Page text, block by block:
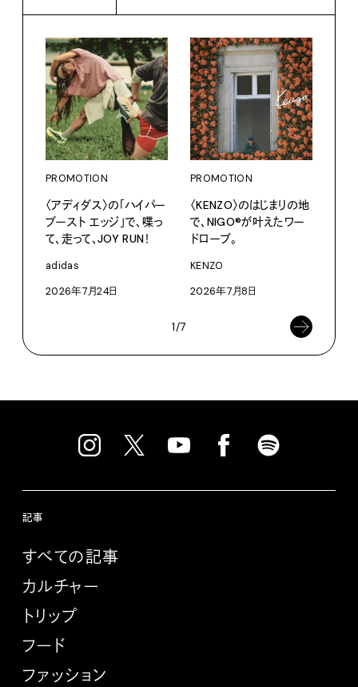
PROMOTION
〈アディダス〉の「ハイパー
ブースト エッジ」で、喋っ
て、走って、JOY RUN！
adidas
2026年7月24日
PROMOTION
〈KENZO〉のはじまりの地
で、NIGO®が叶えたワー
ドローブ。
KENZO
2026年7月8日
1/7
記事
すべての記事
カルチャー
トリップ
フード
ファッション